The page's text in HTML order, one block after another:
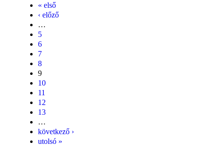
« első
‹ előző
…
5
6
7
8
9
10
11
12
13
…
következő ›
utolsó »